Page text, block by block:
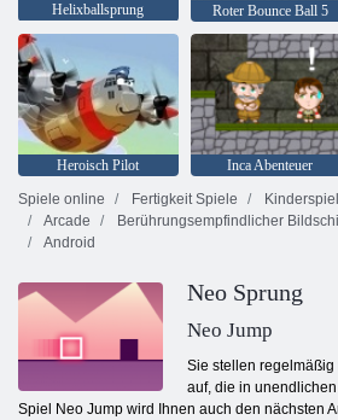
Helixballsprung Roter Bounce Ball 5
Heroisch Pilot Inca Abenteuer
Spiele online
Fertigkeit Spiele
Arcade
Berührungsempfindlicher
Android
Neo Sprung
Neo Jump
Sie stellen regelmäßig
auf, die in
Spiel Neo Jump wird Ihnen auch den nächsten